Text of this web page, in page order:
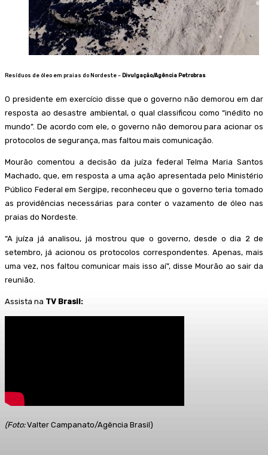
Resíduos de óleo em praias do Nordeste – Divulgação/Agência Petrobras
O presidente em exercício disse que o governo não demorou em dar
resposta ao desastre ambiental, o qual classificou como “inédito no
mundo”. De acordo com ele, o governo não demorou para acionar os
protocolos de segurança, mas faltou mais comunicação.
Mourão comentou a decisão da juíza federal Telma Maria Santos
Machado, que, em resposta a uma ação apresentada pelo Ministério
Público Federal em Sergipe, reconheceu que o governo teria tomado
as providências necessárias para conter o vazamento de óleo nas
praias do Nordeste.
“A juíza já analisou, já mostrou que o governo, desde o dia 2 de
setembro, já acionou os protocolos correspondentes. Apenas, mais
uma vez, nos faltou comunicar mais isso aí”, disse Mourão ao sair da
reunião.
Assista na TV Brasil:
(Foto:Valter Campanato/Agência Brasil)